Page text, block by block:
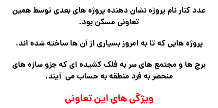
عدد کنار نام پروژه نشان دهنده پروژه های بعدی توسط همین
تعاونی مسکن بود.
پروژه هایی که تا به امروز بسیاری از آن ها ساخته شده اند.
برج ها و مجتمع های سر به فلک کشیده ای که جزو سازه های
منحصر به فرد منطقه به حساب می آیند.
ویژگی های این تعاونی